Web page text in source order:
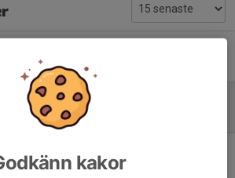
om träning MX & Enduro
0 kakor